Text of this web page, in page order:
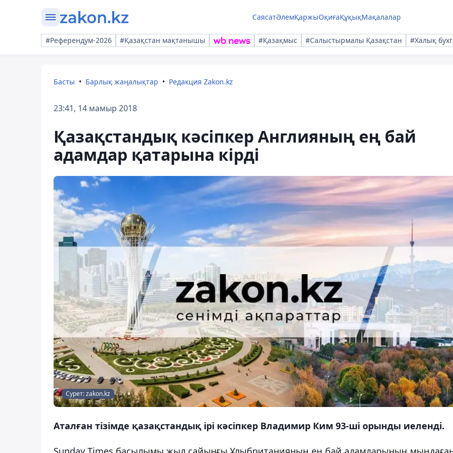
СаясатӘлемҚаржыОқиғаҚұқықМақалалар
#Референдум-2026 #Қазақстан мақтанышы #Қазақмыс #Салыстырмалы Қазақстан #Халық
Басты Барлық жаңалықтар Редакция Zakon.kz
23:41, 14 мамыр 2018
Қазақстандық кәсіпкер Англияның ең бай
адамдар қатарына кірді
Сурет: zakon.kz
Аталған тізімде қазақстандық ірі кәсіпкер Владимир Ким 93-ші орынды иеленді.